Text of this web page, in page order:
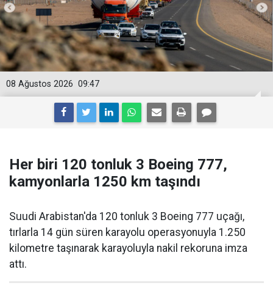
09:47
08 Ağustos 2026
Her biri 120 tonluk 3 Boeing 777,
kamyonlarla 1250 km taşındı
Suudi Arabistan'da 120 tonluk 3 Boeing 777 uçağı,
tırlarla 14 gün süren karayolu operasyonuyla 1.250
kilometre taşınarak karayoluyla nakil rekoruna imza
attı.